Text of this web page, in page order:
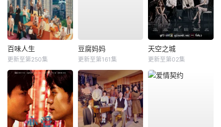
百味人生
更新至第250集
豆腐妈妈
更新至第161集
天空之城
更新至第02集